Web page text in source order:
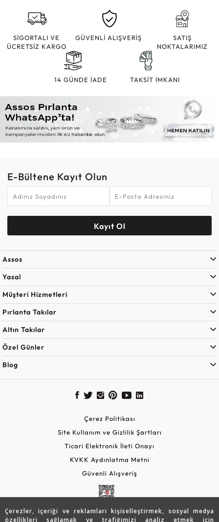
Çerezler, içeriği ve reklamları kişiselleştirmek, sosyal medya
özellikleri sağlamak ve trafiğimizi analiz etmek için
SİGORTALI VE
ÜCRETSİZ KARGO
GÜVENLİ ALIŞVERİŞ
SATIŞ
NOKTALARIMIZ
14 GÜNDE İADE TAKSİT İMKANI
E-Bültene Kayıt Olun
Kayıt Ol
Assos
Yasal
Müşteri Hizmetleri
Pırlanta Takılar
Altın Takılar
Özel Günler
Blog
Çerez Politikası
Site Kullanım ve Gizlilik Şartları
Ticari Elektronik İleti Onayı
KVKK Aydınlatma Metni
Güvenli Alışveriş